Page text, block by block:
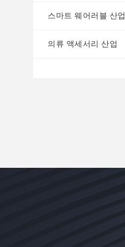
스마트 웨어러블 산업
의류 액세서리 산업